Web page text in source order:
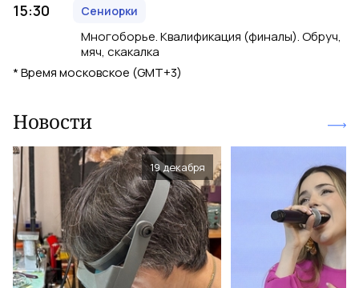
15:30 Сениорки
Многоборье. Квалификация (финалы). Обруч,
мяч, скакалка
*Время московское (GMT+3)
Новости
19 декабря